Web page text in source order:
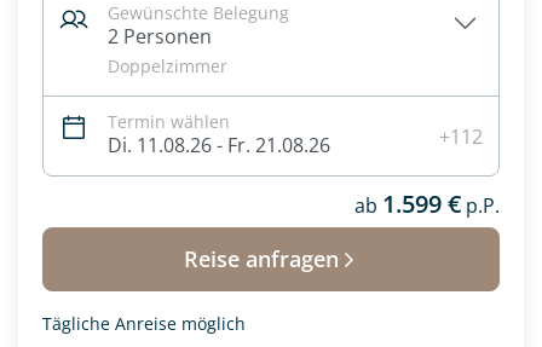
Gewünschte Belegung
2 Personen
Doppelzimmer
Termin wählen
Di. 11.08.26 - Fr. 21.08.26 +112
ab 1.599 € p.P.
Reise anfragen
Tägliche Anreise möglich
Datenschutz & Transparenz ist uns sehr wichtig!
Die Anfrage wird via SSL verschlüsselt an unseren Server
geschickt. Mit Absenden des Formulars, erklären Sie, dass
Sie dieDatenschutzerklärungundWiderrufhinweisezur
Kenntnis genommen und akzeptiert haben.